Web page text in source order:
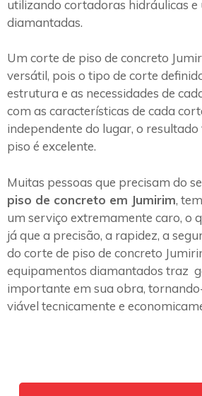
utilizando cortadoras hidráulicas e
diamantadas.
Um corte de piso de concreto
versátil, pois o tipo de corte
estrutura e as necessidades de
com as características de cada
independente do lugar, o
piso é excelente.
Muitas pessoas que precisam do
piso de concreto em Jumirim,
um serviço extremamente caro, o
já que a precisão, a rapidez, a
do corte de piso de concreto
equipamentos diamantados traz
importante em sua obra,
viável tecnicamente e